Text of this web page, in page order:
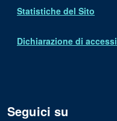
Statistiche del Sito
Dichiarazione di
Seguici su